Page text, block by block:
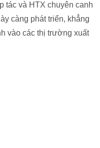
tác và HTX chuyên canh
càng phát triển, khẳng
vào các thị trường xuất